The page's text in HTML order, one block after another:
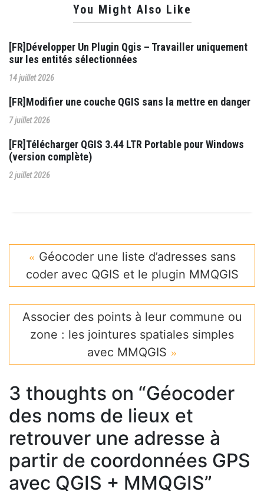
You Might Also Like
[FR]Développer Un Plugin Qgis – Travailler uniquement
sur les entités sélectionnées
14 juillet 2026
[FR]Modifier une couche QGIS sans la mettre en danger
7 juillet 2026
[FR]Télécharger QGIS 3.44 LTR Portable pour Windows
(version complète)
2 juillet 2026
Géocoder une liste d’adresses sans
coder avec QGIS et le plugin MMQGIS
Associer des points à leur commune ou
zone : les jointures spatiales simples
avec MMQGIS
3 thoughts on “Géocoder
des noms de lieux et
retrouver une adresse à
partir de coordonnées GPS
avec QGIS + MMQGIS”